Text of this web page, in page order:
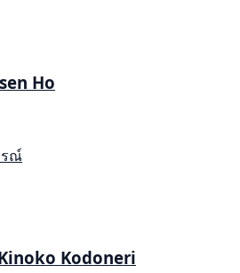
Ho
รณ์
Kodoneri